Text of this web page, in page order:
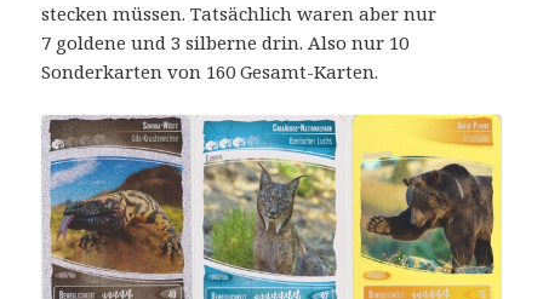
stecken müssen. Tatsächlich waren aber nur
7 goldene und 3 silberne drin. Also nur 10
Sonderkarten von 160 Gesamt-Karten.